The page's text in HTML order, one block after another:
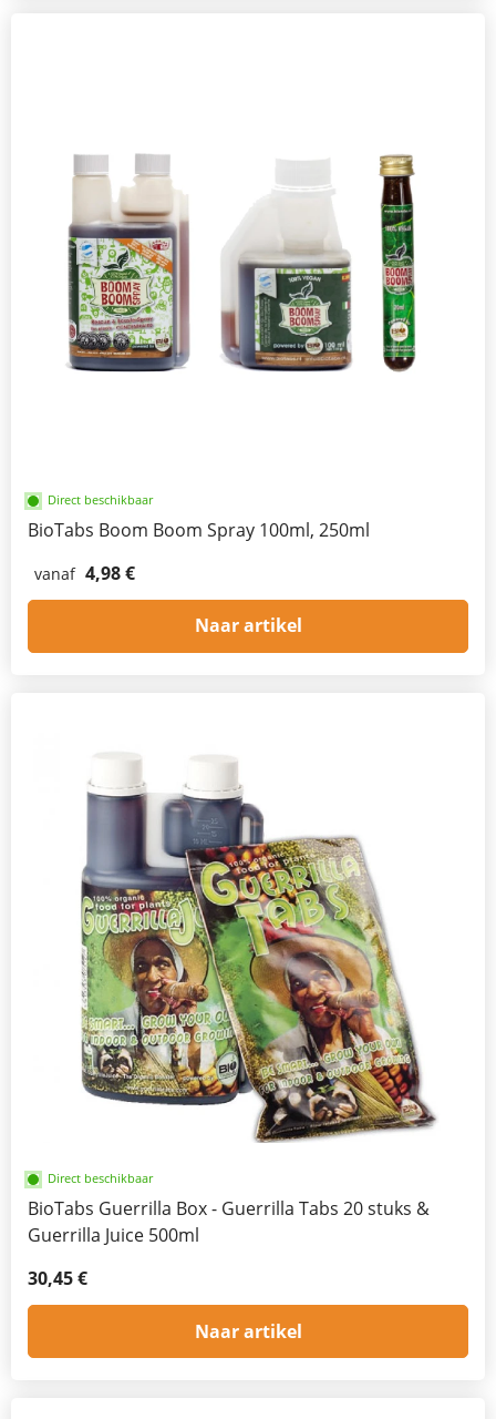
Direct beschikbaar
BioTabs Boom Boom Spray 100ml, 250ml
vanaf 4,98 €
Naar artikel
Direct beschikbaar
BioTabs Guerrilla Box - Guerrilla Tabs 20 stuks &
Guerrilla Juice 500ml
30,45 €
Naar artikel